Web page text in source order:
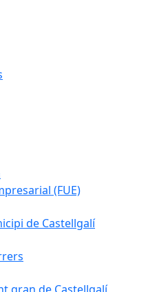
(FUE)
de Castellgalí